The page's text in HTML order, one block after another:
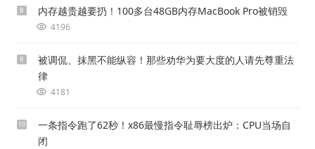
8 内存越贵越要扔！100多台48GB内存MacBook Pro被销毁
4196
9
被调侃、抹黑不能纵容！那些劝华为要大度的人请先尊重法
律
4181
10
一条指令跑了62秒！x86最慢指令耻辱榜出炉：CPU当场自
闭